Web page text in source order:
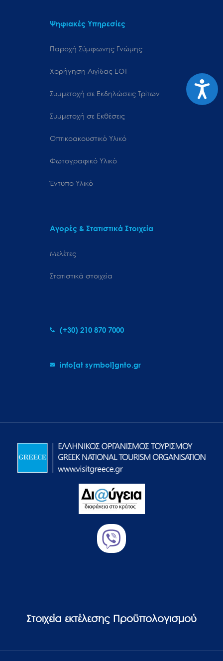
Ψηφιακές Υπηρεσίες
Παροχή Σύμφωνης Γνώμης
Χορήγηση Αιγίδας ΕΟΤ
Συμμετοχή σε Εκδηλώσεις Τρίτων
Συμμετοχή σε Εκθέσεις
Οπτικοακουστικό Υλικό
Φωτογραφικό Υλικό
Έντυπο Υλικό
Αγορές & Στατιστικά Στοιχεία
Μελέτες
Στατιστικά στοιχεία
(+30) 210 870 7000
info[at symbol]gnto.gr
Στοιχεία εκτέλεσης Προϋπολογισμού